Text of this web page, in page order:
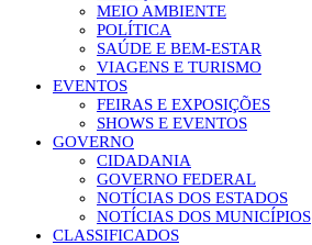
MEIO AMBIENTE
POLÍTICA
SAÚDE E BEM-ESTAR
VIAGENS E TURISMO
EVENTOS
FEIRAS E EXPOSIÇÕES
SHOWS E EVENTOS
GOVERNO
CIDADANIA
GOVERNO FEDERAL
NOTÍCIAS DOS ESTADOS
NOTÍCIAS DOS MUNICÍPIOS
CLASSIFICADOS